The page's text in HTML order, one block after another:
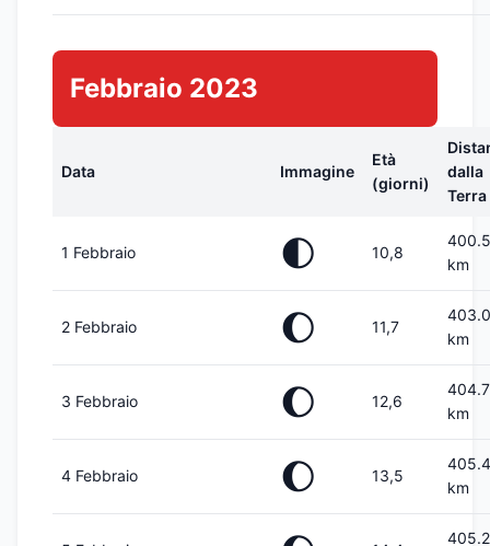
Febbraio 2023
Data Immagine
Età
(giorni)
dalla
Terra
1 Febbraio 🌓 10,8
km
2 Febbraio 🌔 11,7
km
3 Febbraio 🌔 12,6
km
4 Febbraio 🌔 13,5
km